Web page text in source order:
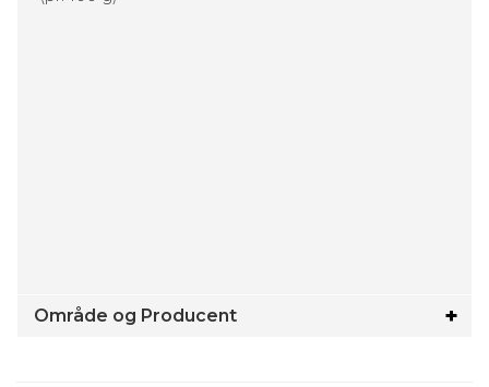
Område og Producent